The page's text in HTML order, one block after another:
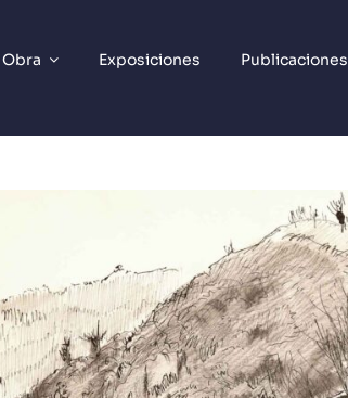
Obra Exposiciones Publicaciones